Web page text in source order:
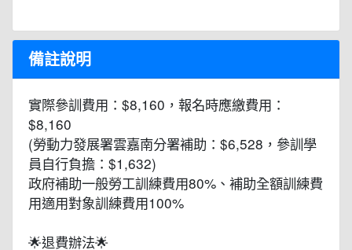
備註說明
實際參訓費用：$8,160，報名時應繳費用：
$8,160
(勞動力發展署雲嘉南分署補助：$6,528，參訓學
員自行負擔：$1,632)
政府補助一般勞工訓練費用80%、補助全額訓練費
用適用對象訓練費用100%
🌟退費辦法🌟